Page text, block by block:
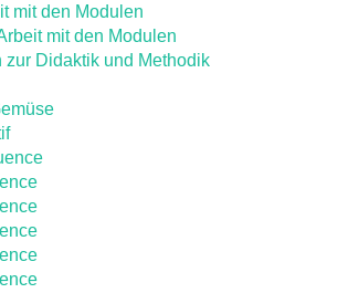
mit den Modulen
mit den Modulen
zur Didaktik und Methodik